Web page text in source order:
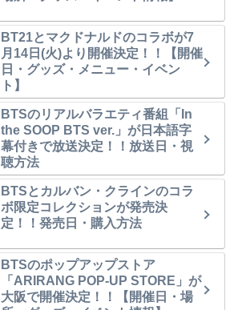
BT21とマクドナルドのコラボが7
月14日(火)より開催決定！！【開催
日・グッズ・メニュー・イベン
ト】
BTSのリアルバラエティ番組「In
the SOOP BTS ver.」が日本語字
幕付きで放送決定！！放送日・視
聴方法
BTSとカルバン・クラインのコラ
ボ限定コレクションが発売決
定！！発売日・購入方法
BTSのポップアップストア
「ARIRANG POP-UP STORE」が
大阪で開催決定！！【開催日・場